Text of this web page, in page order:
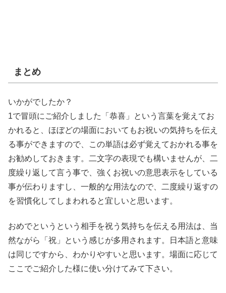
まとめ
いかがでしたか？
1で冒頭にご紹介しました「恭喜」という言葉を覚えてお
かれると、ほぼどの場面においてもお祝いの気持ちを伝え
る事ができますので、この単語は必ず覚えておかれる事を
お勧めしておきます。二文字の表現でも構いませんが、二
度繰り返して言う事で、強くお祝いの意思表示をしている
事が伝わりますし、一般的な用法なので、二度繰り返すの
を習慣化してしまわれると宜しいと思います。
おめでというという相手を祝う気持ちを伝える用法は、当
然ながら「祝」という感じが多用されます。日本語と意味
は同じですから、わかりやすいと思います。場面に応じて
ここでご紹介した様に使い分けてみて下さい。